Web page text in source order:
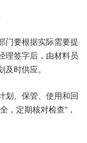
门要根据实际需要提
理签字后，由材料员
时供应。
划、保管、使用和回
，定期核对检查”，